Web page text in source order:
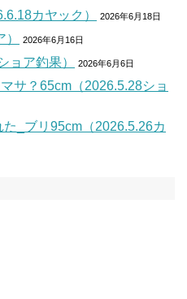
カヤック） 2026年6月18日
2026年6月16日
ョア釣果） 2026年6月6日
サ？65cm（2026.5.28ショ
_ブリ95cm（2026.5.26カ